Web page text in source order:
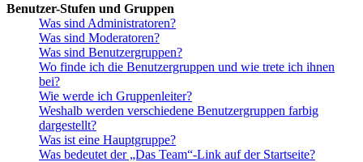
Benutzer-Stufen und Gruppen
Was sind Administratoren?
Was sind Moderatoren?
Was sind Benutzergruppen?
Wo finde ich die Benutzergruppen und wie trete ich ihnen
bei?
Wie werde ich Gruppenleiter?
Weshalb werden verschiedene Benutzergruppen farbig
dargestellt?
Was ist eine Hauptgruppe?
Was bedeutet der „Das Team“-Link auf der Startseite?